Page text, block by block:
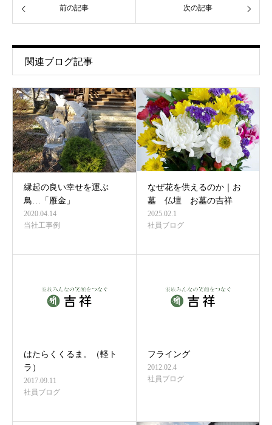
前の記事 次の記事
関連ブログ記事
縁起の良い幸せを運ぶ
鳥…「雁金」
2020.04.14
当社工事例
なぜ花を供えるのか｜お
墓 仏壇 お墓の吉祥
2025.02.1
社員ブログ
はたらくくるま。（軽ト
ラ）
2017.09.11
社員ブログ
フライング
2012.02.4
社員ブログ